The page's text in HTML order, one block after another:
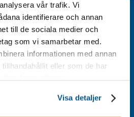
vår trafik. Vi
identifierare och annan
till de sociala medier och
som vi samarbetar med.
informationen med annan
eller som de har
Visa detaljer
Kontakt
Om cookies